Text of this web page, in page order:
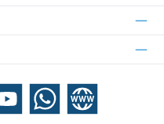
WhatsApp Website